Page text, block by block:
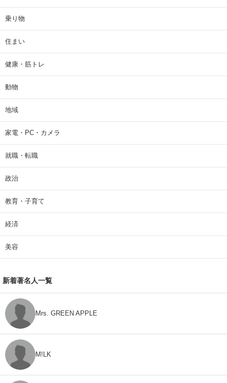
乗り物
住まい
健康・筋トレ
動物
地域
家電・PC・カメラ
就職・転職
政治
教育・子育て
経済
美容
新着著名人一覧
Mrs. GREEN APPLE
M!LK